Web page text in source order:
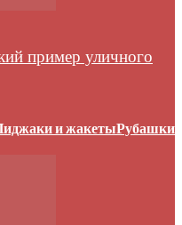
пример уличного
и жакетыРубашки